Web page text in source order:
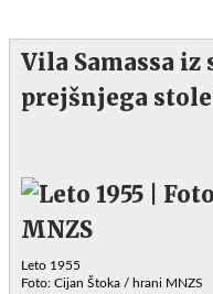
Vila Samassa iz
prejšnjega
Leto 1955
Foto: Cijan Štoka / hrani MNZS